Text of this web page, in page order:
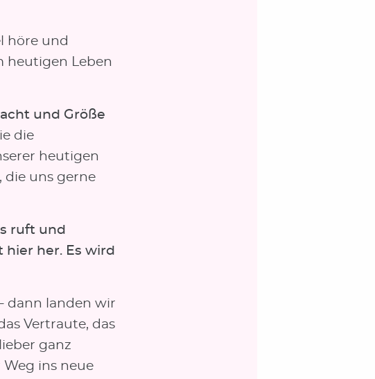
höre und
heutigen Leben
und Größe
die
heutigen
die uns gerne
ruft und
her. Es wird
dann landen wir
Vertraute, das
ganz
ins neue